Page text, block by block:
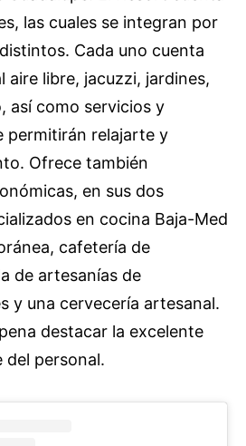
las cuales se integran por
Cada uno cuenta
aire libre, jacuzzi, jardines,
así como servicios y
permitirán relajarte y
Ofrece también
en sus dos
en cocina Baja-Med
cafetería de
de artesanías de
y una cervecería artesanal.
destacar la excelente
personal.